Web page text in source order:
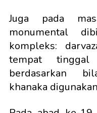
Juga pada
monumental
kompleks:
tempat
berdasarkan
khanaka